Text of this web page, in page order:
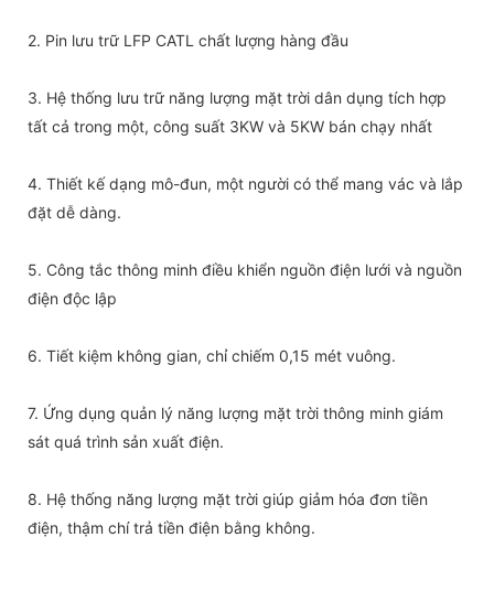
2. Pin lưu trữ LFP CATL chất lượng hàng đầu
3. Hệ thống lưu trữ năng lượng mặt trời dân dụng tích hợp
tất cả trong một, công suất 3KW và 5KW bán chạy nhất
4. Thiết kế dạng mô-đun, một người có thể mang vác và lắp
đặt dễ dàng.
5. Công tắc thông minh điều khiển nguồn điện lưới và nguồn
điện độc lập
6. Tiết kiệm không gian, chỉ chiếm 0,15 mét vuông.
7. Ứng dụng quản lý năng lượng mặt trời thông minh giám
sát quá trình sản xuất điện.
8. Hệ thống năng lượng mặt trời giúp giảm hóa đơn tiền
điện, thậm chí trả tiền điện bằng không.